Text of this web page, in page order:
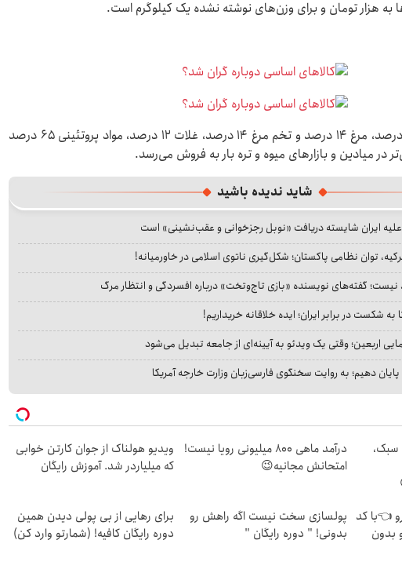
به هزار تومان و برای وزن‌های نوشته نشده یک کیلوگرم است.
گفتنی است؛ حبوبات ۲۰ درصد، مرغ ۱۴ درصد و تخم مرغ ۱۴ درصد، غلات ۱۲ درصد، مواد پروتئینی ۶۵ درصد
شاید ندیده باشید
ایران شایسته دریافت «نوبل رجزخوانی و عقب‌نشینی» است
توان نظامی پاکستان؛ شکل‌گیری ناتوی اسلامی در خاورمیانه!
گفته‌های نویسنده «بازی تاج‌وتخت» درباره افسردگی و انتظار مرگ
به شکست در برابر ایران؛ ایده خلاقانه خریداریم!
اربعین؛ وقتی یک ویدئو به آیینه‌ای از جامعه تبدیل می‌شود
دهیم؛ به روایت سخنگوی فارسی‌زبان وزارت خارجه آمریکا
درآمد ماهی 800 میلیونی رویا نیست!
امتحانش مجانیه😉
ویدیو هولناک از جوان کارتن خوابی
که میلیاردر شد. آموزش رایگان
👈با کد
بدون
پولسازی سخت نیست اگه راهش رو
بدونی! " دوره رایگان "
برای رهایی از بی پولی دیدن همین
دوره رایگان کافیه! (شمارتو وارد کن)